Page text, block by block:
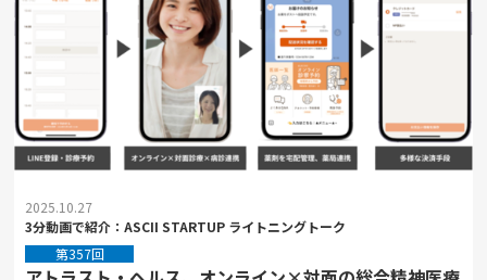
2025.10.27
3分動画で紹介：ASCII STARTUP ライトニングトーク
第357回